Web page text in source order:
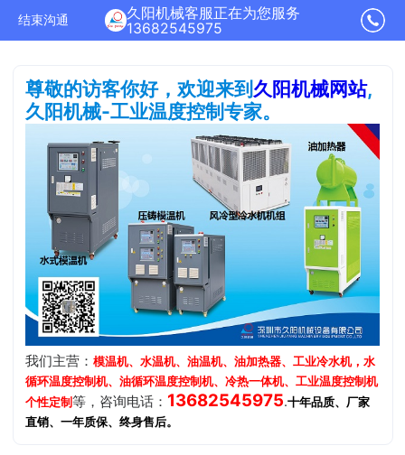
结束沟通
久阳机械客服正在为您服务
13682545975
尊敬的访客你好，欢迎来到久阳机械网站,
久阳机械-工业温度控制专家。
我们主营：模温机、水温机、油温机、油加热器、工业冷水机，水
循环温度控制机、油循环温度控制机、冷热一体机、工业温度控制机
个性定制等，咨询电话： 13682545975.十年品质、厂家
直销、一年质保、终身售后。